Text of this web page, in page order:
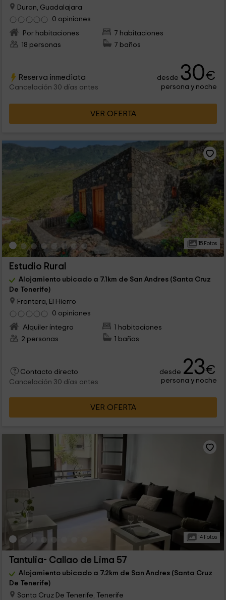
Duron, Guadalajara
0 opiniones
Por habitaciones
7 habitaciones
18 personas
7 baños
Reserva inmediata
Cancelación 30 días antes
desde 30€
persona y noche
VER OFERTA
15 Fotos
Estudio Rural
Alojamiento ubicado a 7.1km de San Andres (Santa Cruz
De Tenerife)
Frontera, El Hierro
0 opiniones
Alquiler íntegro
1 habitaciones
2 personas
1 baños
Contacto directo
Cancelación 30 días antes
desde 23€
persona y noche
VER OFERTA
14 Fotos
Tantulia- Callao de Lima 57
Alojamiento ubicado a 7.2km de San Andres (Santa Cruz
De Tenerife)
Santa Cruz De Tenerife, Tenerife